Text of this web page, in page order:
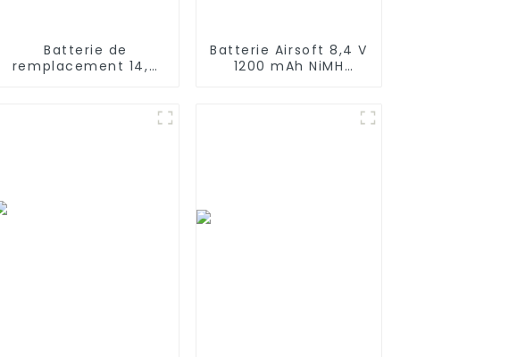
Batterie de
remplacement 14,4
Ecovacs Deebot 500,
Batterie Airsoft 8,4 V
1200 mAh NiMH